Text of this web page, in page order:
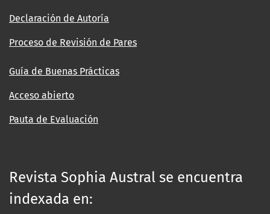
Declaración de Autoría
Proceso de Revisión de Pares
Guía de Buenas Prácticas
Acceso abierto
Pauta de Evaluación
Revista Sophia Austral se encuentra
indexada en: